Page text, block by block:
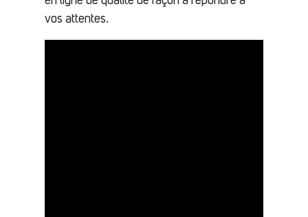
vos attentes.